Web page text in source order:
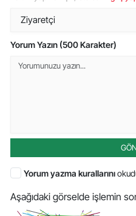
Yorum Yazın (500 Karakter)
Yorum yazma kurallarını
Aşağıdaki görselde işlemin